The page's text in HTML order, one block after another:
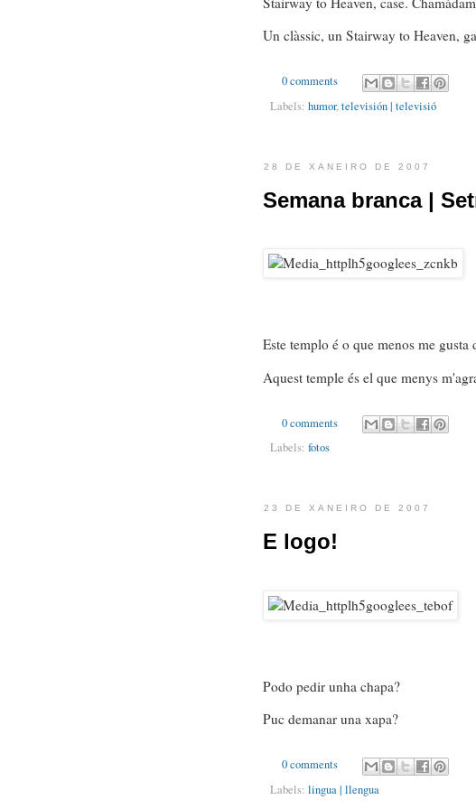
Un clàssic, un Stairway to Heaven,
0 comments
Labels: humor,televisión | televisió
28 DE XANEIRO DE 2007
Semana branca |
Este templo é o que menos me
Aquest temple és el que menys
0 comments
Labels: fotos
23 DE XANEIRO DE 2007
E logo!
Podo pedir unha chapa?
Puc demanar una xapa?
0 comments
Labels: lingua | llengua